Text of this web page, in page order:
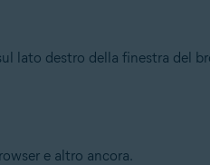
lato destro della finestra del
e altro ancora.